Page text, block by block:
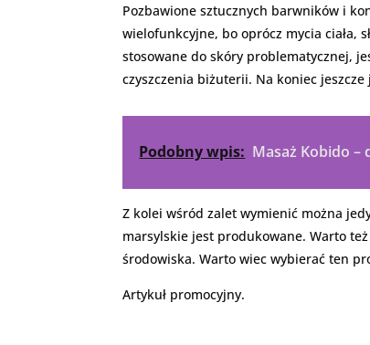
Pozbawione sztucznych barwników i
wielofunkcyjne, bo oprócz mycia ciała,
stosowane do skóry problematycznej,
czyszczenia biżuterii. Na koniec
Podobny wpis: Masaż Kobido –
Z kolei wśród zalet wymienić można
marsylskie jest produkowane. Warto
środowiska. Warto wiec wybierać ten
Artykuł promocyjny.